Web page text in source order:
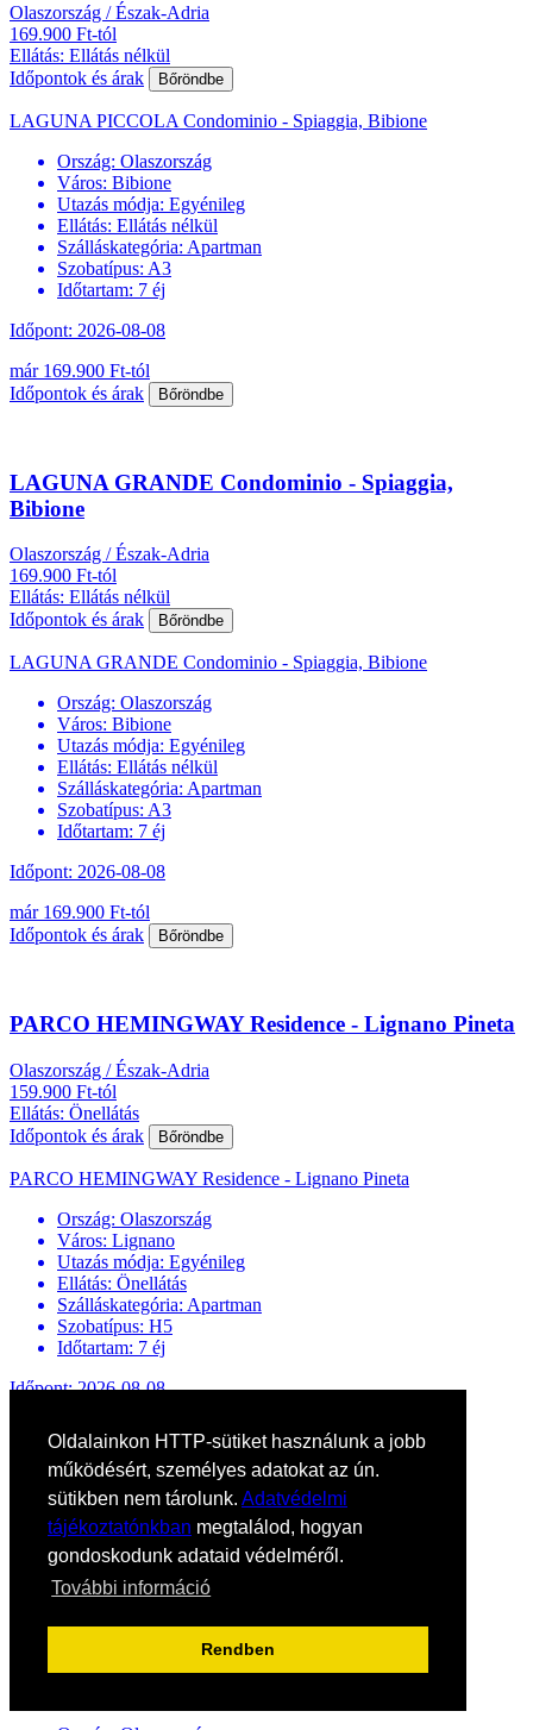
Oldalainkon HTTP-sütiket használunk a jobb
működésért, személyes adatokat az ún.
sütikben nem tárolunk. Adatvédelmi
tájékoztatónkban megtalálod, hogyan
gondoskodunk adataid védelméről.
További információ
Rendben
Olaszország / Észak-Adria
169.900 Ft-tól
Ellátás: Ellátás nélkül
Időpontok és árak
Bőröndbe
LAGUNA PICCOLA Condominio - Spiaggia, Bibione
Ország: Olaszország
Város: Bibione
Utazás módja: Egyénileg
Ellátás: Ellátás nélkül
Szálláskategória: Apartman
Szobatípus: A3
Időtartam: 7 éj
Időpont: 2026-08-08
már 169.900 Ft-tól
Időpontok és árak
Bőröndbe
LAGUNA GRANDE Condominio - Spiaggia,
Bibione
Olaszország / Észak-Adria
169.900 Ft-tól
Ellátás: Ellátás nélkül
Időpontok és árak
Bőröndbe
LAGUNA GRANDE Condominio - Spiaggia, Bibione
Ország: Olaszország
Város: Bibione
Utazás módja: Egyénileg
Ellátás: Ellátás nélkül
Szálláskategória: Apartman
Szobatípus: A3
Időtartam: 7 éj
Időpont: 2026-08-08
már 169.900 Ft-tól
Időpontok és árak
Bőröndbe
PARCO HEMINGWAY Residence - Lignano Pineta
Olaszország / Észak-Adria
159.900 Ft-tól
Ellátás: Önellátás
Időpontok és árak
Bőröndbe
PARCO HEMINGWAY Residence - Lignano Pineta
Ország: Olaszország
Város: Lignano
Utazás módja: Egyénileg
Ellátás: Önellátás
Szálláskategória: Apartman
Szobatípus: H5
Időtartam: 7 éj
Időpont: 2026-08-08
Időpontok és árak
Bőröndbe
MONACO Condominio - Spiaggia, Bibione
Olaszország / Észak-Adria
Ellátás: Ellátás nélkül
Bőröndbe